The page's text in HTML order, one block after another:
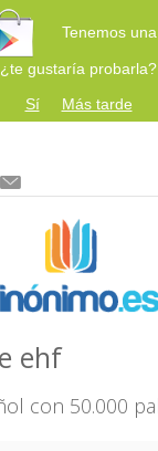
Tenemos una
gustaría probarla?
Sí
Más tarde
ehf
con 50.000